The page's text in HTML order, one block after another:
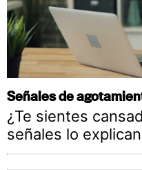
Señales de
¿Te sientes
señales lo explican